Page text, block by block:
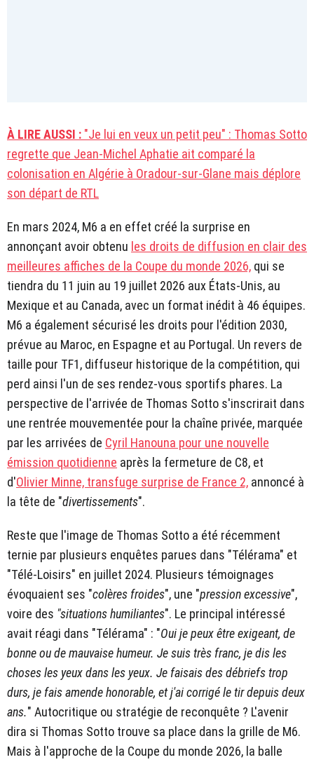
À LIRE AUSSI : "Je lui en veux un petit peu" : Thomas Sotto
regrette que Jean-Michel Aphatie ait comparé la
colonisation en Algérie à Oradour-sur-Glane mais déplore
son départ de RTL
En mars 2024, M6 a en effet créé la surprise en
annonçant avoir obtenu les droits de diffusion en clair des
meilleures affiches de la Coupe du monde 2026, qui se
tiendra du 11 juin au 19 juillet 2026 aux États-Unis, au
Mexique et au Canada, avec un format inédit à 46 équipes.
M6 a également sécurisé les droits pour l'édition 2030,
prévue au Maroc, en Espagne et au Portugal. Un revers de
taille pour TF1, diffuseur historique de la compétition, qui
perd ainsi l'un de ses rendez-vous sportifs phares. La
perspective de l'arrivée de Thomas Sotto s'inscrirait dans
une rentrée mouvementée pour la chaîne privée, marquée
par les arrivées de Cyril Hanouna pour une nouvelle
émission quotidienne après la fermeture de C8, et
d'Olivier Minne, transfuge surprise de France 2, annoncé à
la tête de "divertissements".
Reste que l'image de Thomas Sotto a été récemment
ternie par plusieurs enquêtes parues dans "Télérama" et
"Télé-Loisirs" en juillet 2024. Plusieurs témoignages
évoquaient ses "colères froides", une "pression excessive",
voire des "situations humiliantes". Le principal intéressé
avait réagi dans "Télérama" : "Oui je peux être exigeant, de
bonne ou de mauvaise humeur. Je suis très franc, je dis les
choses les yeux dans les yeux. Je faisais des débriefs trop
durs, je fais amende honorable, et j'ai corrigé le tir depuis deux
ans." Autocritique ou stratégie de reconquête ? L'avenir
dira si Thomas Sotto trouve sa place dans la grille de M6.
Mais à l'approche de la Coupe du monde 2026, la balle